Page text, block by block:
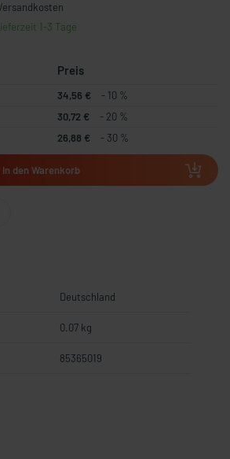
1-3 Tage
Preis
34,56 €
- 10 %
30,72 €
- 20 %
26,88 € - 30 %
In den Warenkorb
Deutschland
0.07 kg
85365019